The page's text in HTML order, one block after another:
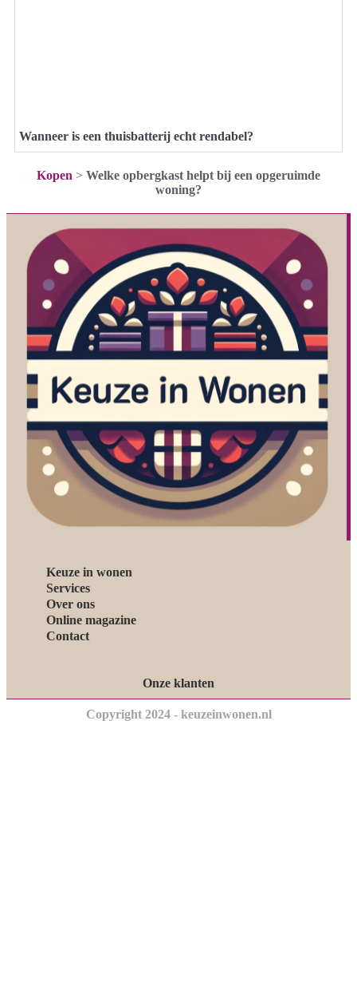
Wanneer is een thuisbatterij echt rendabel?
Kopen > Welke opbergkast helpt bij een opgeruimde
woning?
Keuze in wonen
Services
Over ons
Online magazine
Contact
Onze klanten
Copyright 2024 - keuzeinwonen.nl